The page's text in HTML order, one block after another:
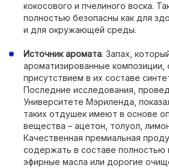
кокосового и пчелиного воска.
полностью безопасны как для
и для окружающей среды.
Источник аромата. Запах,
ароматизированные композиции,
присутствием в их составе
Последние исследования,
Университете Мэриленда,
таких отдушек имеют в основе
вещества – ацетон, толуол,
Качественная премиальная
содержать в составе полностью
эфирные масла или дорогие